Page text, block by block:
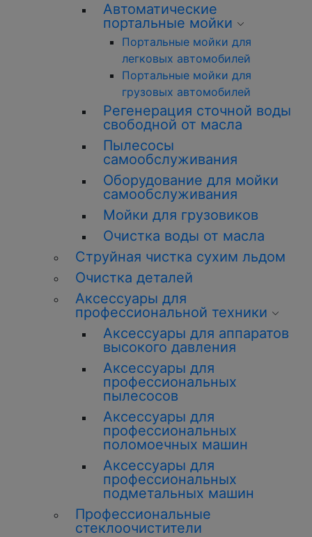
Автоматические
портальные мойки
Портальные мойки для
легковых автомобилей
Портальные мойки для
грузовых автомобилей
Регенерация сточной воды
свободной от масла
Пылесосы
самообслуживания
Оборудование для мойки
самообслуживания
Мойки для грузовиков
Очистка воды от масла
Струйная чистка сухим льдом
Очистка деталей
Аксессуары для
профессиональной техники
Аксессуары для аппаратов
высокого давления
Аксессуары для
профессиональных
пылесосов
Аксессуары для
профессиональных
поломоечных машин
Аксессуары для
профессиональных
подметальных машин
Профессиональные
стеклоочистители